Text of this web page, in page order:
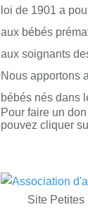
loi de 1901 a
aux bébés
aux soignants
Nous apportons
bébés nés dans
Pour faire un
pouvez cliquer
Site Petites